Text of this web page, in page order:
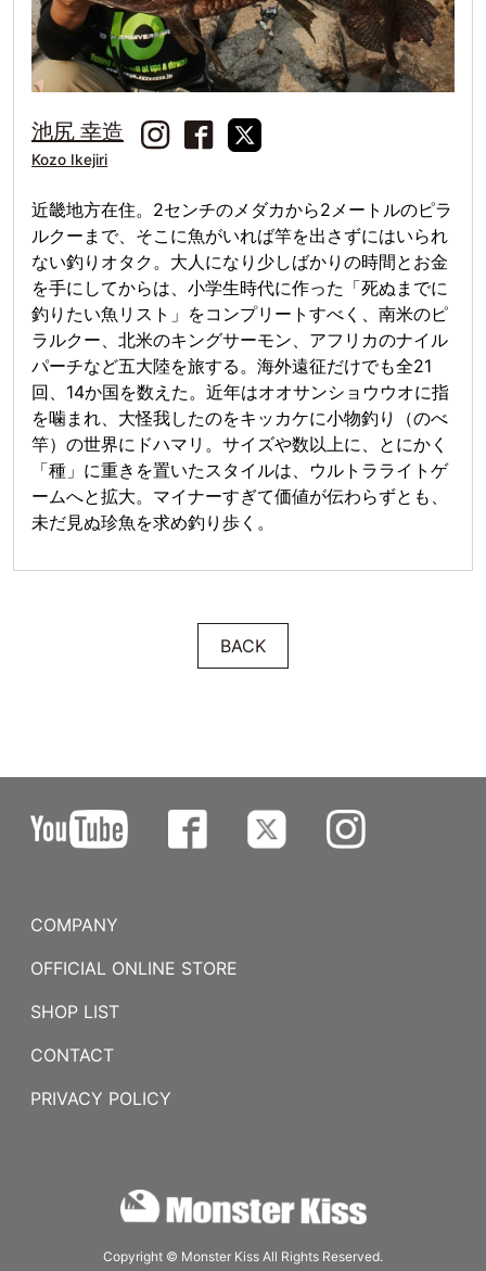
池尻 幸造
Kozo Ikejiri
近畿地方在住。2センチのメダカから2メートルのピラ
ルクーまで、そこに魚がいれば竿を出さずにはいられ
ない釣りオタク。大人になり少しばかりの時間とお金
を手にしてからは、小学生時代に作った「死ぬまでに
釣りたい魚リスト」をコンプリートすべく、南米のピ
ラルクー、北米のキングサーモン、アフリカのナイル
パーチなど五大陸を旅する。海外遠征だけでも全21
回、14か国を数えた。近年はオオサンショウウオに指
を噛まれ、大怪我したのをキッカケに小物釣り（のべ
竿）の世界にドハマリ。サイズや数以上に、とにかく
「種」に重きを置いたスタイルは、ウルトラライトゲ
ームへと拡大。マイナーすぎて価値が伝わらずとも、
未だ見ぬ珍魚を求め釣り歩く。
BACK
COMPANY
OFFICIAL ONLINE STORE
SHOP LIST
CONTACT
PRIVACY POLICY
Copyright © Monster Kiss All Rights Reserved.